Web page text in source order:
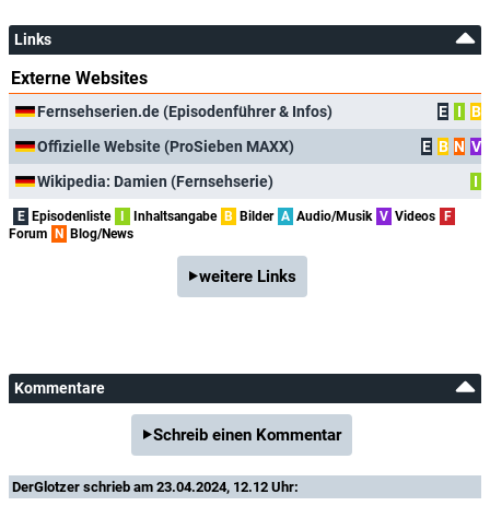
Links
Externe Websites
Fernsehserien.de (Episodenführer & Infos) E I
B
Offizielle Website (ProSieben MAXX)
E B N V
Wikipedia: Damien (Fernsehserie)
I
E Episodenliste Inhaltsangabe B Bilder A Audio/Musik V Videos
F
Forum
N Blog/News
weitere Links
Kommentare
Schreib einen Kommentar
DerGlotzer schrieb am 23.04.2024, 12.12 Uhr: